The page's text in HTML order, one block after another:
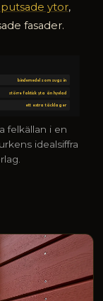
putsade ytor,
fasader.
bindemedel som sugs in
större faktisk yta än hyvlad
ett extra täcklager
felkällan i en
idealsiffra